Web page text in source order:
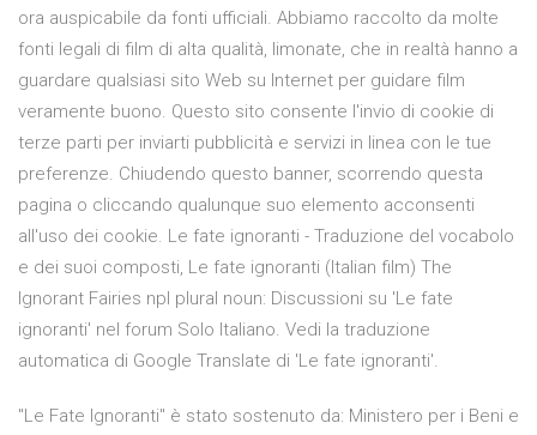
ora auspicabile da fonti ufficiali. Abbiamo raccolto da molte
fonti legali di film di alta qualità, limonate, che in realtà hanno a
guardare qualsiasi sito Web su Internet per guidare film
veramente buono. Questo sito consente l'invio di cookie di
terze parti per inviarti pubblicità e servizi in linea con le tue
preferenze. Chiudendo questo banner, scorrendo questa
pagina o cliccando qualunque suo elemento acconsenti
all'uso dei cookie. Le fate ignoranti - Traduzione del vocabolo
e dei suoi composti, Le fate ignoranti (Italian film) The
Ignorant Fairies npl plural noun: Discussioni su 'Le fate
ignoranti' nel forum Solo Italiano. Vedi la traduzione
automatica di Google Translate di 'Le fate ignoranti'.
"Le Fate Ignoranti" è stato sostenuto da: Ministero per i Beni e